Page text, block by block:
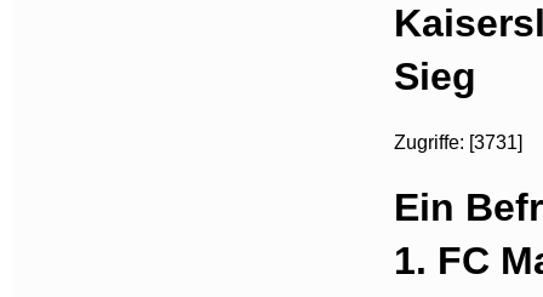
Sieg
Zugriffe: [3731]
Ein
1. FC